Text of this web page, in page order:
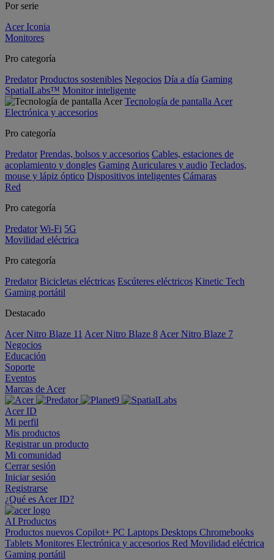
Por serie
Acer Iconia
Monitores
Pro categoría
Predator Productos sostenibles Negocios Día a día Gaming
SpatialLabs™ Monitor inteligente
Tecnología de pantalla Acer
Electrónica y accesorios
Pro categoría
Predator Prendas, bolsos y accesorios Cables, estaciones de
acoplamiento y dongles Gaming Auriculares y audio Teclados,
mouse y lápiz óptico Dispositivos inteligentes Cámaras
Red
Pro categoría
Predator Wi-Fi 5G
Movilidad eléctrica
Pro categoría
Predator Bicicletas eléctricas Escúteres eléctricos Kinetic Tech
Gaming portátil
Destacado
Acer Nitro Blaze 11 Acer Nitro Blaze 8 Acer Nitro Blaze 7
Negocios
Educación
Soporte
Eventos
Marcas de Acer
Acer ID
Mi perfil
Mis productos
Registrar un producto
Mi comunidad
Cerrar sesión
Iniciar sesión
Registrarse
¿Qué es Acer ID?
AI Productos
Productos nuevos Copilot+ PC Laptops Desktops Chromebooks
Tablets Monitores Electrónica y accesorios Red Movilidad eléctrica
Gaming portátil